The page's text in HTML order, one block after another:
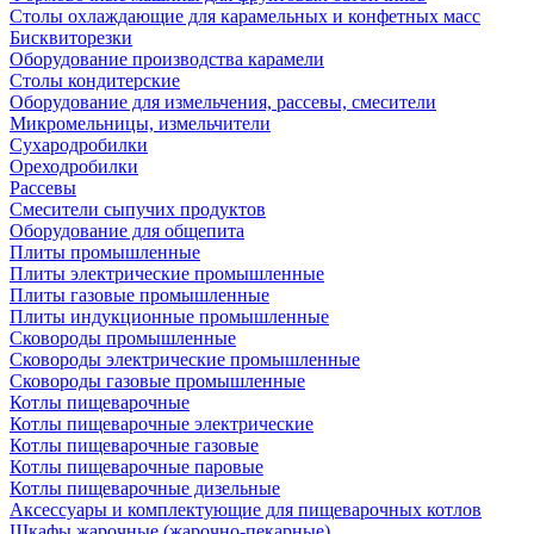
Столы охлаждающие для карамельных и конфетных масс
Бисквиторезки
Оборудование производства карамели
Столы кондитерские
Оборудование для измельчения, рассевы, смесители
Микромельницы, измельчители
Сухародробилки
Ореходробилки
Рассевы
Смесители сыпучих продуктов
Оборудование для общепита
Плиты промышленные
Плиты электрические промышленные
Плиты газовые промышленные
Плиты индукционные промышленные
Сковороды промышленные
Сковороды электрические промышленные
Сковороды газовые промышленные
Котлы пищеварочные
Котлы пищеварочные электрические
Котлы пищеварочные газовые
Котлы пищеварочные паровые
Котлы пищеварочные дизельные
Аксессуары и комплектующие для пищеварочных котлов